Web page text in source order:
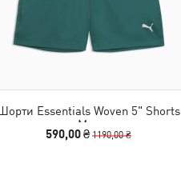
Essentials Woven 5" Shorts
Men
590,00 ₴1190,00 ₴